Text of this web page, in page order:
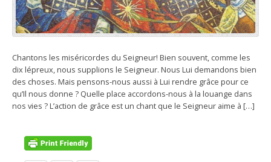
Chantons les miséricordes du Seigneur! Bien souvent, comme les
dix lépreux, nous supplions le Seigneur. Nous Lui demandons bien
des choses. Mais pensons-nous aussi à Lui rendre grâce pour ce
qu’Il nous donne ? Quelle place accordons-nous à la louange dans
nos vies ? L’action de grâce est un chant que le Seigneur aime à […]